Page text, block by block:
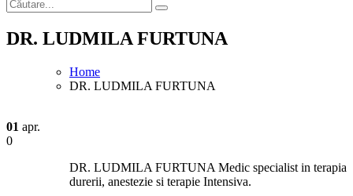
DR. LUDMILA FURTUNA
Home
DR. LUDMILA FURTUNA
01 apr.
0
DR. LUDMILA FURTUNA Medic specialist in terapia
durerii, anestezie si terapie Intensiva.